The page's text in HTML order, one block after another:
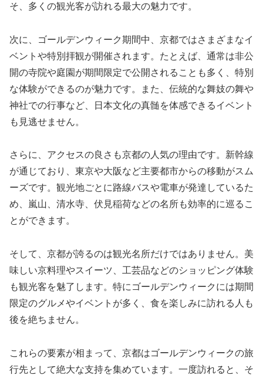
そ、多くの観光客が訪れる最大の魅力です。
次に、ゴールデンウィーク期間中、京都ではさまざまなイ
ベントや特別拝観が開催されます。たとえば、通常は非公
開の寺院や庭園が期間限定で公開されることも多く、特別
な体験ができるのが魅力です。また、伝統的な舞妓の舞や
神社での行事など、日本文化の真髄を体感できるイベント
も見逃せません。
さらに、アクセスの良さも京都の人気の理由です。新幹線
が通じており、東京や大阪など主要都市からの移動がスム
ーズです。観光地ごとに路線バスや電車が発達しているた
め、嵐山、清水寺、伏見稲荷などの名所も効率的に巡るこ
とができます。
そして、京都が誇るのは観光名所だけではありません。美
味しい京料理やスイーツ、工芸品などのショッピング体験
も観光客を魅了します。特にゴールデンウィークには期間
限定のグルメやイベントが多く、食を楽しみに訪れる人も
後を絶ちません。
これらの要素が相まって、京都はゴールデンウィークの旅
行先として絶大な支持を集めています。一度訪れると、そ